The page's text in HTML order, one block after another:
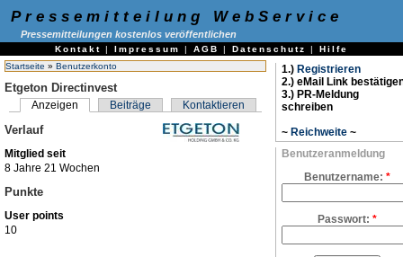
Pressemitteilung WebService
Pressemitteilungen kostenlos veröffentlichen
Kontakt | Impressum | AGB | Datenschutz | Hilfe
Startseite » Benutzerkonto
Etgeton Directinvest
Anzeigen Beiträge Kontaktieren
Verlauf
Mitglied seit
8 Jahre 21 Wochen
Punkte
User points
10
1.) Registrieren
2.) eMail Link
3.) PR-Meldung
schreiben
~ Reichweite ~
Benutzeranmeldung
Benutzername: *
Passwort: *